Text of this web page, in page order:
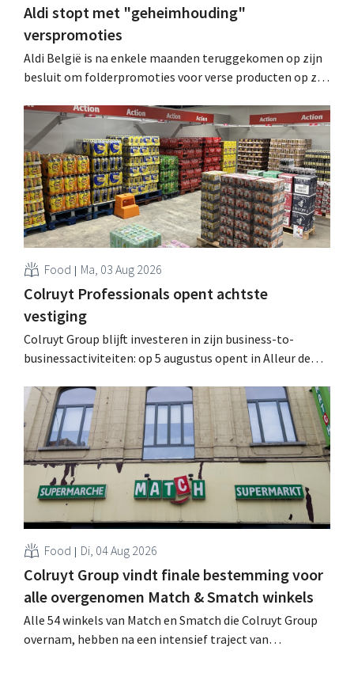
Aldi stopt met "geheimhouding"
verspromoties
Aldi België is na enkele maanden teruggekomen op zijn
besluit om folderpromoties voor verse producten op zijn
werking treden: "Onze klanten willen goed
geïnformeerd worden." .
Food Ma, 03 Aug 2026
Colruyt Professionals opent achtste
vestiging
Colruyt Group blijft investeren in zijn business-to-
businessactiviteiten: op 5 augustus opent in Alleur de
winkelformule die zich uitsluitend richt op professionele
klanten. .
Food Di, 04 Aug 2026
Colruyt Group vindt finale bestemming voor
alle overgenomen Match & Smatch winkels
Alle 54 winkels van Match en Smatch die Colruyt Group
overnam, hebben na een intensief traject van